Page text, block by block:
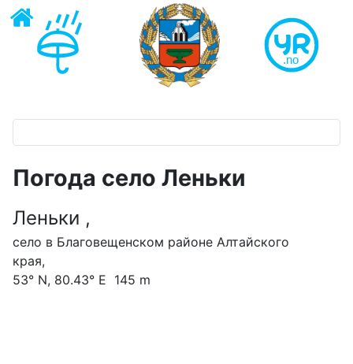
Погода село Леньки
Леньки ,
село в Благовещенском районе Алтайского
края,
53° N, 80.43° E 145 m